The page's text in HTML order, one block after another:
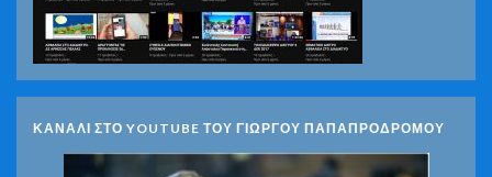
ΚΑΝΑΛΙ ΣΤΟ YOUTUBE ΤΟΥ ΓΙΩΡΓΟΥ ΠΑΠΑΠΡΟΔΡΟΜΟΥ